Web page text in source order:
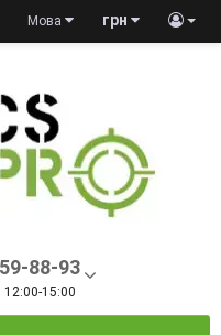
грн
Мова
88-93
12:00-15:00